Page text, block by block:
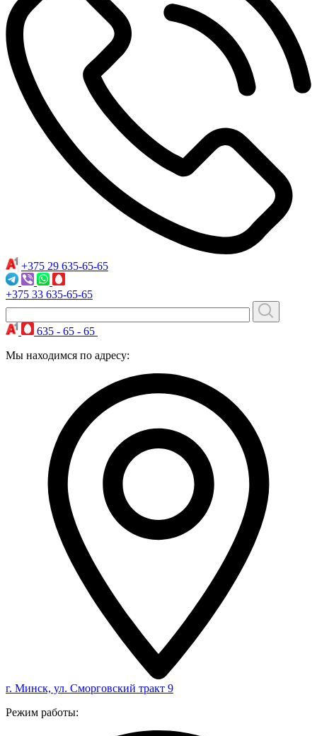
+375 29 635-65-65
+375 33 635-65-65
635 - 65 - 65
Мы находимся по адресу:
г. Минск, ул. Сморговский тракт 9
Режим работы: